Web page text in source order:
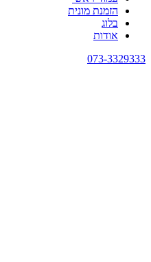
הזמנת מונית
בלוג
אודות
073-3329333